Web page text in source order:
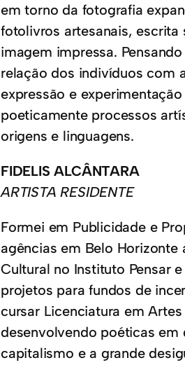
em torno da fotografia
fotolivros artesanais,
imagem impressa.
relação dos indivíduos com
expressão e
poeticamente processos
origens e linguagens.
FIDELIS ALCÂNTARA
ARTISTA RESIDENTE
Formei em Publicidade e
agências em Belo
Cultural no Instituto Pensar
projetos para fundos de
cursar Licenciatura em
desenvolvendo poéticas
capitalismo e a grande